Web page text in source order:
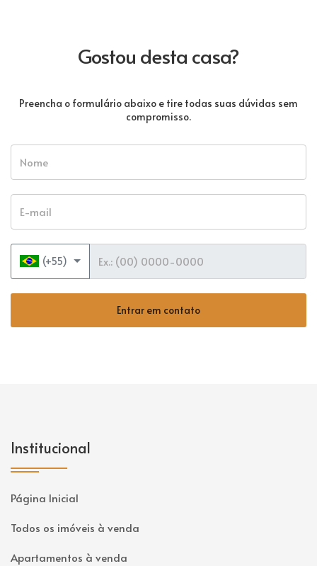
Gostou desta casa?
Preencha o formulário abaixo e tire todas suas dúvidas sem
compromisso.
Telefone
(+55)
Entrar em contato
Institucional
Página Inicial
Todos os imóveis à venda
Apartamentos à venda